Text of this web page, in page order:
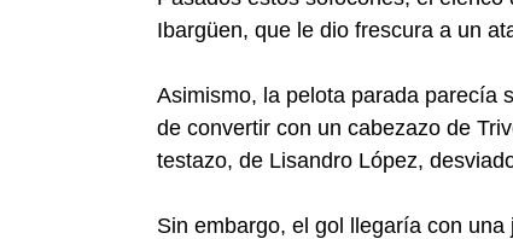
Ibargüen, que le dio frescura a un
Asimismo, la pelota parada parecía
de convertir con un cabezazo de
testazo, de Lisandro López,
Sin embargo, el gol llegaría con